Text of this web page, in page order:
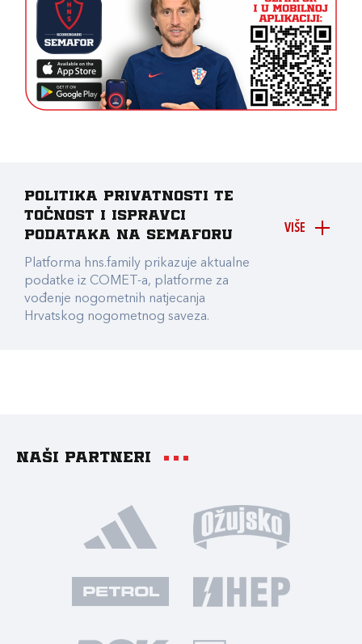
VIŠE
Politika privatnosti te
točnost i ispravci
podataka na Semaforu
Platforma hns.family prikazuje aktualne
podatke iz COMET-a, platforme za
vođenje nogometnih natjecanja
Hrvatskog nogometnog saveza.
Naši partneri